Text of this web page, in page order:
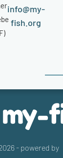
info@my-
fish.org
- powered by